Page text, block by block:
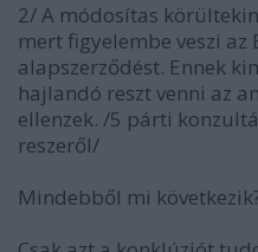
2/ A módosítas
mert figyelembe veszi az
alapszerződést. Ennek
hajlandó reszt venni az
ellenzek. /5 párti
reszeről/
Mindebből mi